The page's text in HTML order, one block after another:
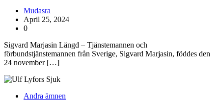
Mudasra
April 25, 2024
0
Sigvard Marjasin Längd – Tjänstemannen och
förbundstjänstemannen från Sverige, Sigvard Marjasin, föddes den
24 november […]
Andra ämnen